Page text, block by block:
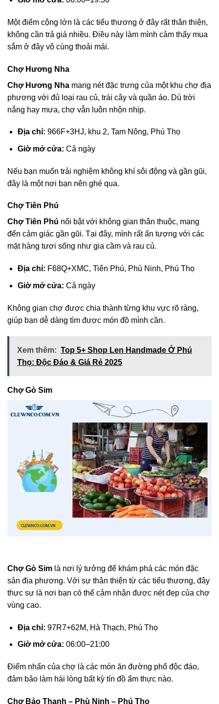
Một điểm cộng lớn là các tiểu thương ở đây rất thân thiện,
không cần trả giá nhiều. Điều này làm mình cảm thấy mua
sắm ở đây vô cùng thoải mái.
Chợ Hương Nha
Chợ Hương Nha mang nét đặc trưng của một khu chợ địa
phương với đủ loại rau củ, trái cây và quần áo. Dù trời
nắng hay mưa, chợ vẫn luôn nhộn nhịp.
Địa chỉ: 966F+3HJ, khu 2, Tam Nông, Phú Thọ
Giờ mở cửa: Cả ngày
Nếu bạn muốn trải nghiệm không khí sôi động và gần gũi,
đây là một nơi bạn nên ghé qua.
Chợ Tiên Phú
Chợ Tiên Phú nổi bật với không gian thân thuộc, mang
đến cảm giác gần gũi. Tại đây, mình rất ấn tượng với các
mặt hàng tươi sống như gia cầm và rau củ.
Địa chỉ: F68Q+XMC, Tiên Phú, Phù Ninh, Phú Thọ
Giờ mở cửa: Cả ngày
Không gian chợ được chia thành từng khu vực rõ ràng,
giúp bạn dễ dàng tìm được món đồ mình cần.
Xem thêm: Top 5+ Shop Len Handmade Ở Phú
Thọ: Độc Đáo & Giá Rẻ 2025
Chợ Gò Sim
Chợ Gò Sim là nơi lý tưởng để khám phá các món đặc
sản địa phương. Với sự thân thiện từ các tiểu thương, đây
thực sự là nơi bạn có thể cảm nhận được nét đẹp của chợ
vùng cao.
Địa chỉ: 97R7+62M, Hà Thạch, Phú Thọ
Giờ mở cửa: 06:00–21:00
Điểm nhấn của chợ là các món ăn đường phố độc đáo,
đảm bảo làm hài lòng bất kỳ tín đồ ẩm thực nào.
Chợ Bảo Thanh – Phù Ninh – Phú Thọ